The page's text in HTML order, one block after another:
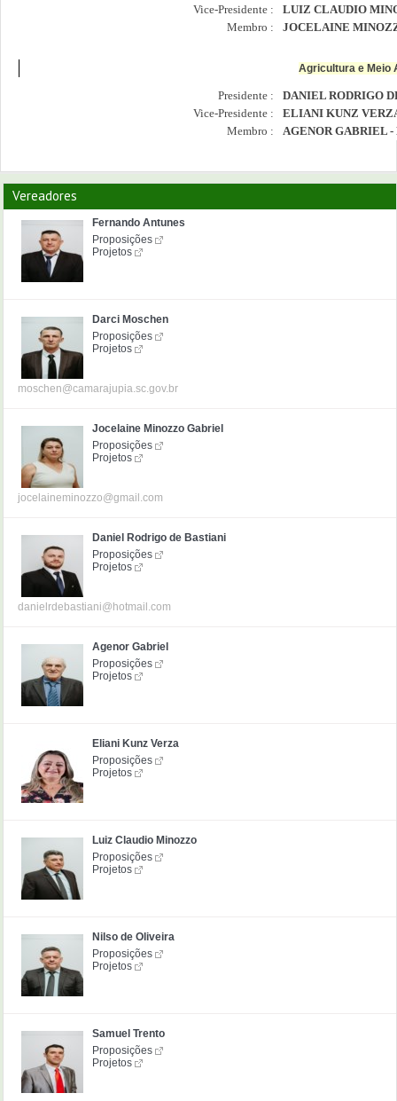
Vice-Presidente :
LUIZ CLAUDIO
Membro :
JOCELAINE
Agricultura e Meio
Presidente :
DANIEL RODRIGO
Vice-Presidente :
ELIANI KUNZ
Membro :
AGENOR GABRIEL -
Vereadores
Fernando Antunes
Proposições
Projetos
Darci Moschen
Proposições
Projetos
moschen@camarajupia.sc.gov.br
Jocelaine Minozzo Gabriel
Proposições
Projetos
jocelaineminozzo@gmail.com
Daniel Rodrigo de Bastiani
Proposições
Projetos
danielrdebastiani@hotmail.com
Agenor Gabriel
Proposições
Projetos
Eliani Kunz Verza
Proposições
Projetos
Luiz Claudio Minozzo
Proposições
Projetos
Nilso de Oliveira
Proposições
Projetos
Samuel Trento
Proposições
Projetos